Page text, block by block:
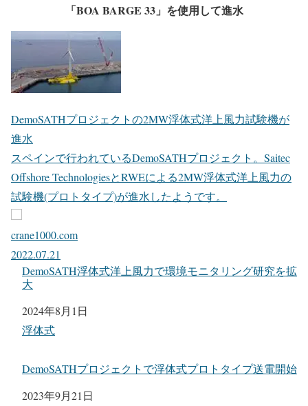
「BOA BARGE 33」を使用して進水
DemoSATHプロジェクトの2MW浮体式洋上風力試験機が
進水
スペインで行われているDemoSATHプロジェクト。Saitec
Offshore TechnologiesとRWEによる2MW浮体式洋上風力の
試験機(プロトタイプ)が進水したようです。
crane1000.com
2022.07.21
DemoSATH浮体式洋上風力で環境モニタリング研究を拡
大
日付
2024年8月1日
関連理由
浮体式
DemoSATHプロジェクトで浮体式プロトタイプ送電開始
日付
2023年9月21日